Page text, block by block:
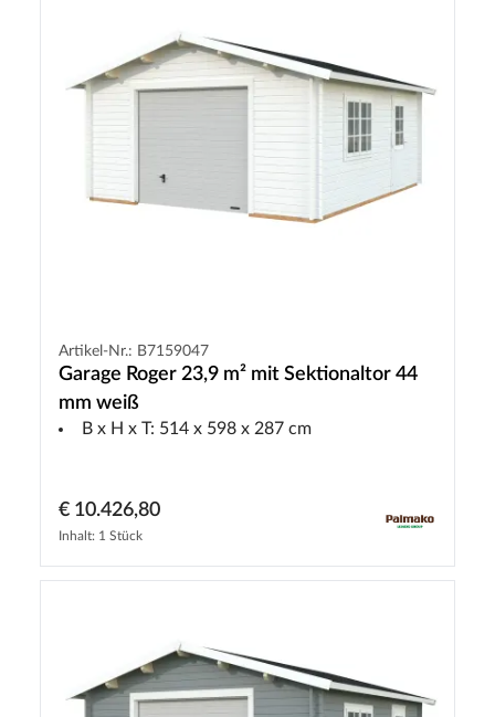
Artikel-Nr.: B7159047
Garage Roger 23,9 m² mit Sektionaltor 44
mm weiß
B x H x T: 514 x 598 x 287 cm
€ 10.426,80
Inhalt: 1 Stück